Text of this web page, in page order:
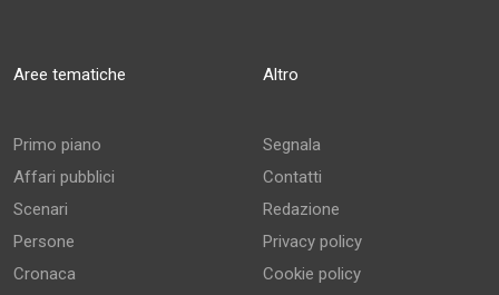
Aree tematiche
Primo piano
Affari pubblici
Scenari
Persone
Cronaca
Altro
Segnala
Contatti
Redazione
Privacy policy
Cookie policy